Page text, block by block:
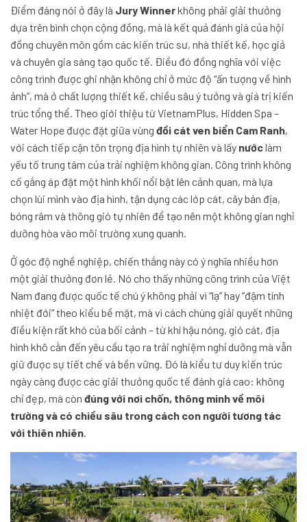
Điểm đáng nói ở đây là Jury Winnerkhông phải giải thưởng
dựa trên bình chọn cộng đồng, mà là kết quả đánh giá của hội
đồng chuyên môn gồm các kiến trúc sư, nhà thiết kế, học giả
và chuyên gia sáng tạo quốc tế. Điều đó đồng nghĩa với việc
công trình được ghi nhận không chỉ ở mức độ “ấn tượng về hình
ảnh”, mà ở chất lượng thiết kế, chiều sâu ý tưởng và giá trị kiến
trúc tổng thể. Theo giới thiệu từ VietnamPlus, Hidden Spa –
Water Hope được đặt giữa vùng đồi cát ven biển Cam Ranh,
với cách tiếp cận tôn trọng địa hình tự nhiên và lấy nướclàm
yếu tố trung tâm của trải nghiệm không gian. Công trình không
cố gắng áp đặt một hình khối nổi bật lên cảnh quan, mà lựa
chọn lùi mình vào địa hình, tận dụng các lớp cát, cây bản địa,
bóng râm và thông gió tự nhiên để tạo nên một không gian nghỉ
dưỡng hòa vào môi trường xung quanh.
Ở góc độ nghề nghiệp, chiến thắng này có ý nghĩa nhiều hơn
một giải thưởng đơn lẻ. Nó cho thấy những công trình của Việt
Nam đang được quốc tế chú ý không phải vì “lạ” hay “đậm tính
nhiệt đới” theo kiểu bề mặt, mà vì cách chúng giải quyết những
điều kiện rất khó của bối cảnh – từ khí hậu nóng, gió cát, địa
hình khô cằn đến yêu cầu tạo ra trải nghiệm nghỉ dưỡng mà vẫn
giữ được sự tiết chế và bền vững. Đó là kiểu tư duy kiến trúc
ngày càng được các giải thưởng quốc tế đánh giá cao: không
chỉ đẹp, mà còn đúng với nơi chốn, thông minh về môi
trường và có chiều sâu trong cách con người tương tác
với thiên nhiên